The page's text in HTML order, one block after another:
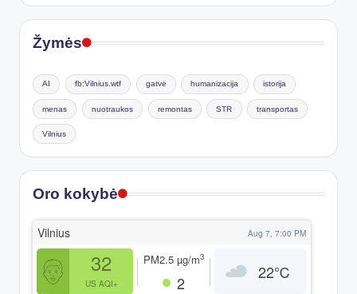
Žymės
AI fb:Vilnius.wtf gatvė humanizacija istorija
menas nuotraukos remontas STR transportas
Vilnius
Oro kokybė
Vilnius Aug 7, 7:00 PM
32
US AQI+
PM2.5 µg/m3
2
22℃